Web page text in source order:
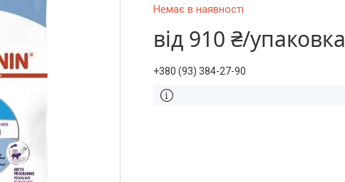
Немає в наявності
від 910 ₴/упаковка
+380 (93) 384-27-90